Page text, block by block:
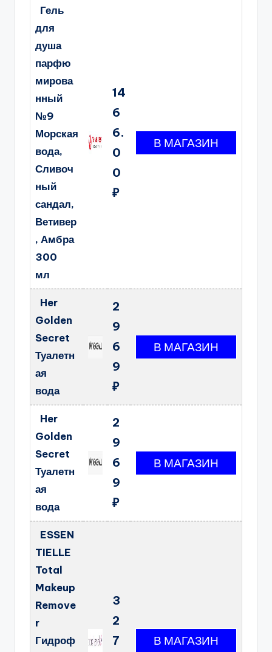
Гель
для
душа
парфю
мирова
нный
№9
Морская
вода,
Сливоч
ный
сандал,
Ветивер
, Амбра
300
мл
14
6
6.
0
0
₽
Her
Golden
Secret
Туалетн
ая
вода
2
9
6
9
₽
Her
Golden
Secret
Туалетн
ая
вода
2
9
6
9
₽
ESSEN
TIELLE
Total
Makeup
Remove
r
Гидроф
3
2
7